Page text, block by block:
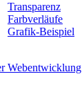
Transparenz
Farbverläufe
Grafik-Beispiel
Webentwicklung